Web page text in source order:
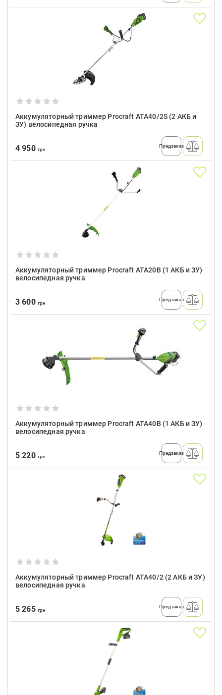
Аккумуляторный триммер Procraft ATA40/2S (2 АКБ и
ЗУ) велосипедная ручка
4 950 грн
Предзаказ
Аккумуляторный триммер Procraft ATA20B (1 АКБ и ЗУ)
велосипедная ручка
3 600 грн
Предзаказ
Аккумуляторный триммер Procraft ATA40B (1 АКБ и ЗУ)
велосипедная ручка
5 220 грн
Предзаказ
Аккумуляторный триммер Procraft ATA40/2 (2 АКБ и ЗУ)
велосипедная ручка
5 265 грн
Предзаказ